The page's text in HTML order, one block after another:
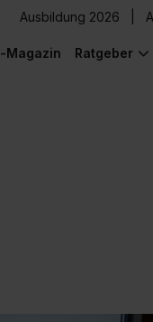
Ausbildung 2026
Magazin Ratgeber